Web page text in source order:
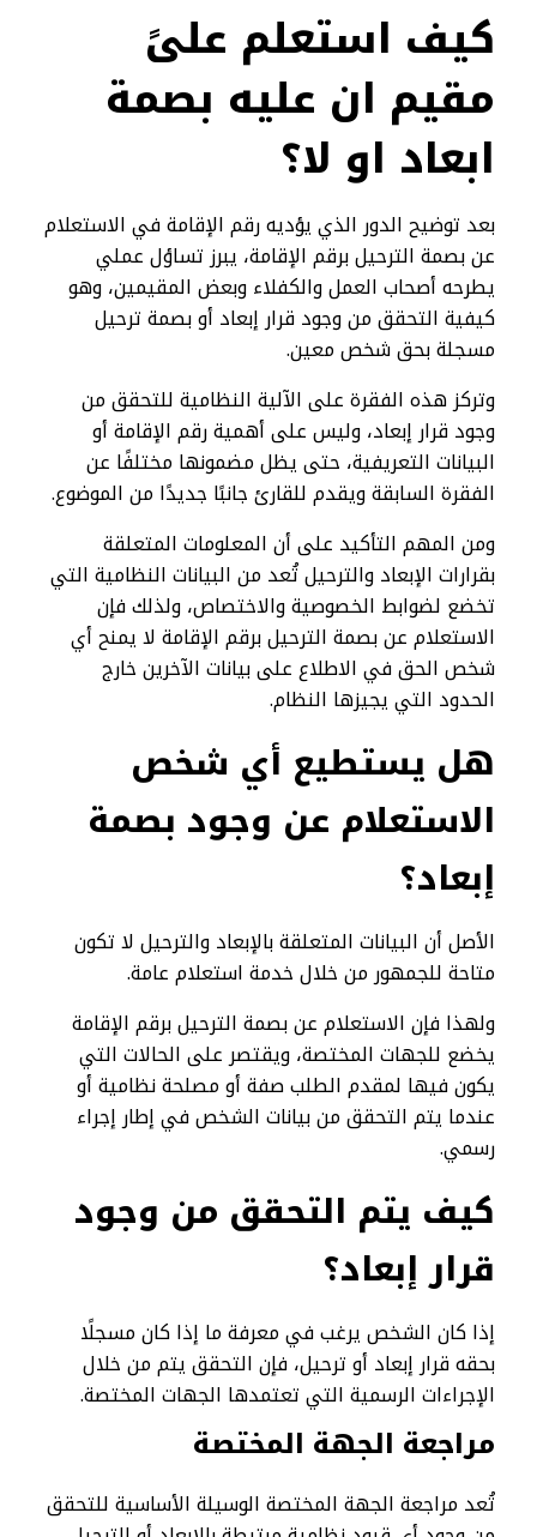
كيف استعلم علىً
مقيم ان عليه بصمة
ابعاد او لا؟
بعد توضيح الدور الذي يؤديه رقم الإقامة في الاستعلام
عن بصمة الترحيل برقم الإقامة، يبرز تساؤل عملي
يطرحه أصحاب العمل والكفلاء وبعض المقيمين، وهو
كيفية التحقق من وجود قرار إبعاد أو بصمة ترحيل
مسجلة بحق شخص معين.
وتركز هذه الفقرة على الآلية النظامية للتحقق من
وجود قرار إبعاد، وليس على أهمية رقم الإقامة أو
البيانات التعريفية، حتى يظل مضمونها مختلفًا عن
الفقرة السابقة ويقدم للقارئ جانبًا جديدًا من الموضوع.
ومن المهم التأكيد على أن المعلومات المتعلقة
بقرارات الإبعاد والترحيل تُعد من البيانات النظامية التي
تخضع لضوابط الخصوصية والاختصاص، ولذلك فإن
الاستعلام عن بصمة الترحيل برقم الإقامة لا يمنح أي
شخص الحق في الاطلاع على بيانات الآخرين خارج
الحدود التي يجيزها النظام.
هل يستطيع أي شخص
الاستعلام عن وجود بصمة
إبعاد؟
الأصل أن البيانات المتعلقة بالإبعاد والترحيل لا تكون
متاحة للجمهور من خلال خدمة استعلام عامة.
ولهذا فإن الاستعلام عن بصمة الترحيل برقم الإقامة
يخضع للجهات المختصة، ويقتصر على الحالات التي
يكون فيها لمقدم الطلب صفة أو مصلحة نظامية أو
عندما يتم التحقق من بيانات الشخص في إطار إجراء
رسمي.
كيف يتم التحقق من وجود
قرار إبعاد؟
إذا كان الشخص يرغب في معرفة ما إذا كان مسجلًا
بحقه قرار إبعاد أو ترحيل، فإن التحقق يتم من خلال
الإجراءات الرسمية التي تعتمدها الجهات المختصة.
مراجعة الجهة المختصة
تُعد مراجعة الجهة المختصة الوسيلة الأساسية للتحقق